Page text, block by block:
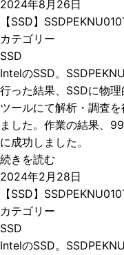
2024年8月26日
【SSD】
カテゴリー
SSD
IntelのSSD。
行った結果、SSDに物
ツールにて解析・調査
ました。作業の結果、
に成功しました。
続きを読む
2024年2月28日
【SSD】
カテゴリー
SSD
IntelのSSD。